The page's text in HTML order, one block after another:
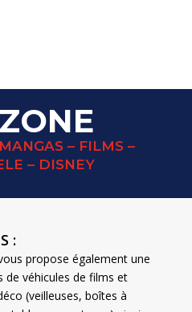
– FILMS –
– DISNEY
:
propose également une
de véhicules de films et
(veilleuses, boîtes à